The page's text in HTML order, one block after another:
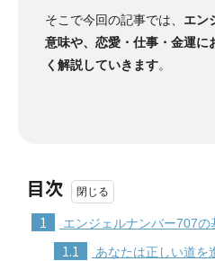
そこで今回の記事では、 エン
意味や、恋愛・仕事・金運に
く解説していきます。
目次
1 エンジェルナンバー707の
1.1 あなたは正しい道を